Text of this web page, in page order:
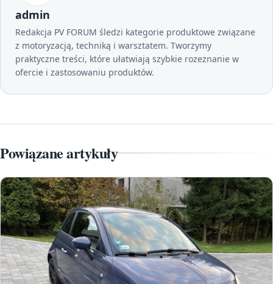
admin
Redakcja PV FORUM śledzi kategorie produktowe związane
z motoryzacją, techniką i warsztatem. Tworzymy
praktyczne treści, które ułatwiają szybkie rozeznanie w
ofercie i zastosowaniu produktów.
Powiązane artykuły